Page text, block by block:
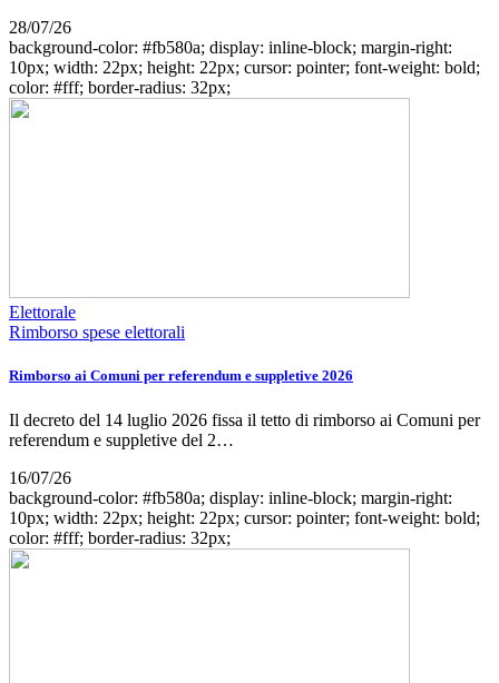
28/07/26
background-color: #fb580a; display: inline-block; margin-right:
10px; width: 22px; height: 22px; cursor: pointer; font-weight: bold;
color: #fff; border-radius: 32px;
Elettorale
Rimborso spese elettorali
Rimborso ai Comuni per referendum e suppletive 2026
Il decreto del 14 luglio 2026 fissa il tetto di rimborso ai Comuni per
referendum e suppletive del 2…
16/07/26
background-color: #fb580a; display: inline-block; margin-right:
10px; width: 22px; height: 22px; cursor: pointer; font-weight: bold;
color: #fff; border-radius: 32px;